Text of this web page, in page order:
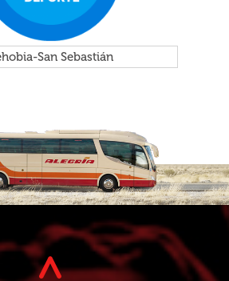
San Sebastián